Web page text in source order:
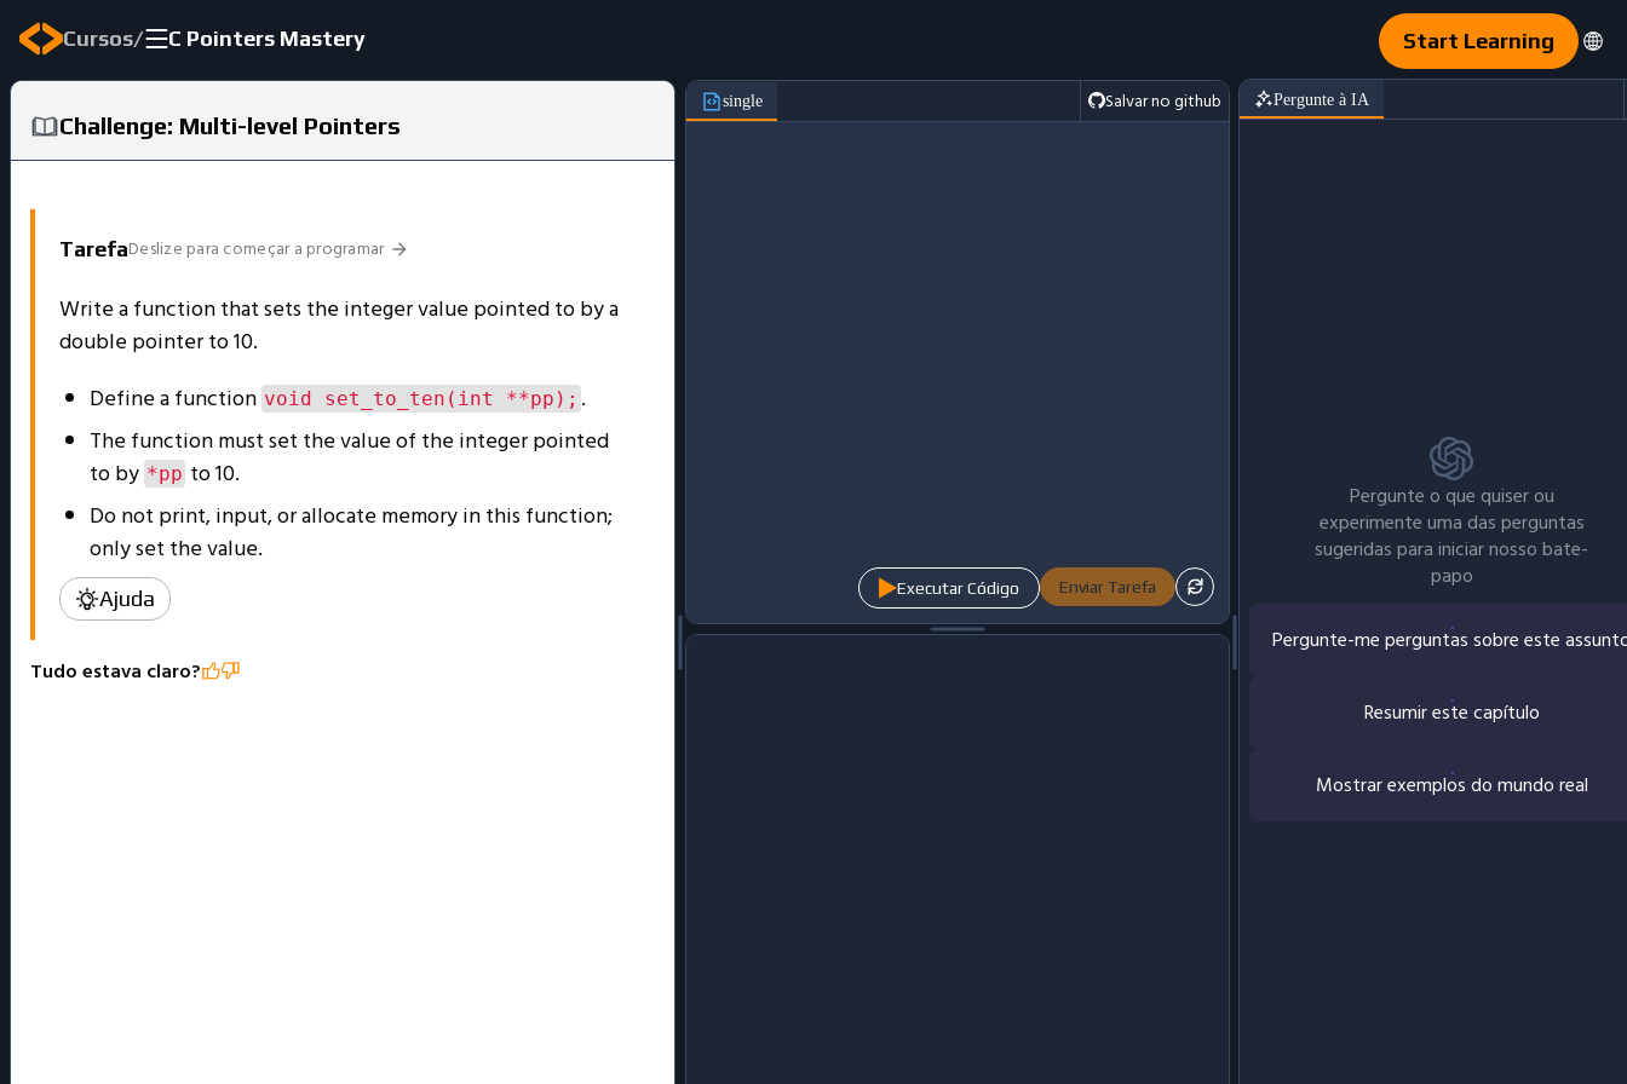
Cursos/ C Pointers Mastery Start Learning
Challenge: Multi-level Pointers
TarefaDeslize para começar a programar
Write a function that sets the integer value pointed to by a
double pointer to 10.
Define a function void set_to_ten(int **pp); .
The function must set the value of the integer pointed
to by *pp to 10.
Do not print, input, or allocate memory in this function;
only set the value.
Ajuda
Tudo estava claro?
single Salvar no github
Executar Código Enviar Tarefa
Pergunte à IA
Pergunte o que quiser ou
experimente uma das perguntas
sugeridas para iniciar nosso bate-
papo
Pergunte-me perguntas sobre este
Resumir este capítulo
Mostrar exemplos do mundo real